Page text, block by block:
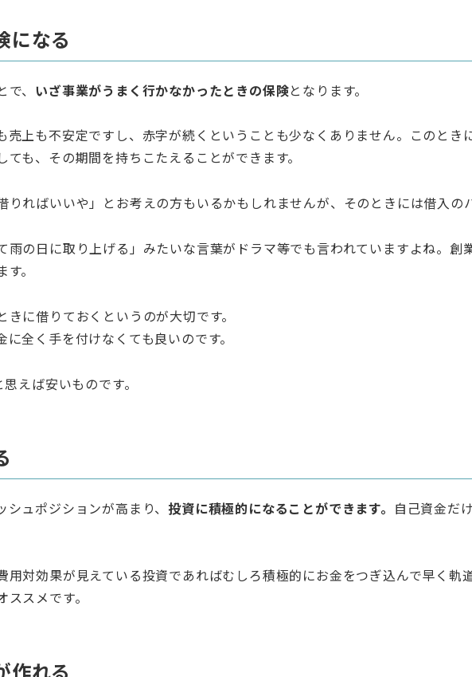
になる
、 いざ事業がうまく行かなかったときの保険となります。
売上も不安定ですし、赤字が続くということも少なくありません。このと
も、その期間を持ちこたえることができます。
りればいいや」とお考えの方もいるかもしれませんが、そのときには借入の
雨の日に取り上げる」みたいな言葉がドラマ等でも言われていますよね。
。
に借りておくというのが大切です。
全く手を付けなくても良いのです。
えば安いものです。
ュポジションが高まり、 投資に積極的になることができます。 自己資金だ
用対効果が見えている投資であればむしろ積極的にお金をつぎ込んで早く
スメです。
作れる